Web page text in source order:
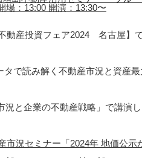
場：13:00 開演：13:30〜
産投資フェア2024 名古屋】で
で読み解く不動産市況と資産
と企業の不動産戦略」で講演し
市況セミナー「2024年 地価公